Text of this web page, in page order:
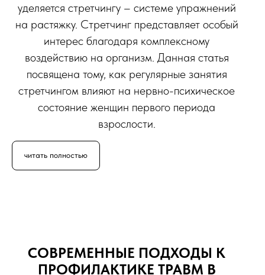
уделяется стретчингу – системе упражнений
на растяжку. Стретчинг представляет особый
интерес благодаря комплексному
воздействию на организм. Данная статья
посвящена тому, как регулярные занятия
стретчингом влияют на нервно-психическое
состояние женщин первого периода
взрослости.
читать полностью
СОВРЕМЕННЫЕ ПОДХОДЫ К
ПРОФИЛАКТИКЕ ТРАВМ В